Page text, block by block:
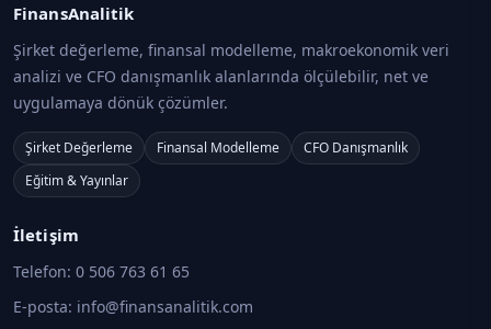
FinansAnalitik
Şirket değerleme, finansal modelleme, makroekonomik veri
analizi ve CFO danışmanlık alanlarında ölçülebilir, net ve
uygulamaya dönük çözümler.
Şirket Değerleme Finansal Modelleme
CFO Danışmanlık
Eğitim & Yayınlar
İletişim
Telefon: 0 506 763 61 65
E-posta: info@finansanalitik.com